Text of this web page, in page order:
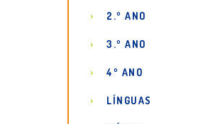
2.º ANO
3.º ANO
4º ANO
LÍNGUAS